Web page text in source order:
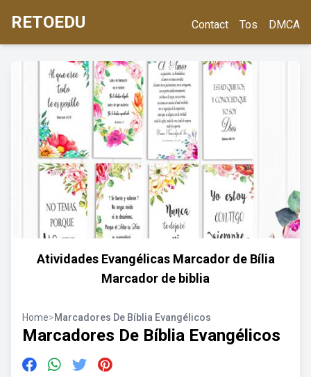
RETOEDU Contact Tos DMCA
Atividades Evangélicas Marcador de Bília
Marcador de biblia
Home>Marcadores De Bíblia Evangélicos
Marcadores De Bíblia Evangélicos